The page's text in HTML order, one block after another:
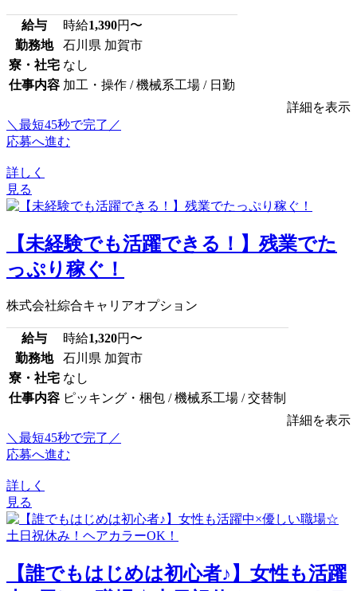
給与 時給1,390円〜
勤務地
石川県 加賀市
寮・社宅 なし
仕事内容 加工・操作 / 機械系工場 / 日勤
詳細を表示
＼最短45秒で完了／
応募へ進む
詳しく
見る
【未経験でも活躍できる！】残業でた
っぷり稼ぐ！
株式会社綜合キャリアオプション
給与 時給1,320円〜
勤務地
石川県 加賀市
寮・社宅 なし
仕事内容 ピッキング・梱包 / 機械系工場 / 交替制
詳細を表示
＼最短45秒で完了／
応募へ進む
詳しく
見る
【誰でもはじめは初心者♪】女性も活躍